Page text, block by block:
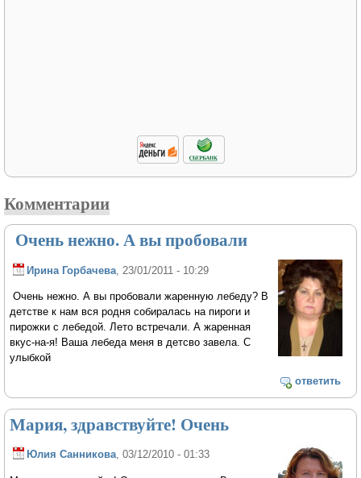
Комментарии
Очень нежно. А вы пробовали
Ирина Горбачева , 23/01/2011 - 10:29
Очень нежно. А вы пробовали жаренную лебеду? В
детстве к нам вся родня собиралась на пироги и
пирожки с лебедой. Лето встречали. А жаренная
вкус-на-я! Ваша лебеда меня в детсво завела. С
улыбкой
ответить
Мария, здравствуйте! Очень
Юлия Санникова, 03/12/2010 - 01:33